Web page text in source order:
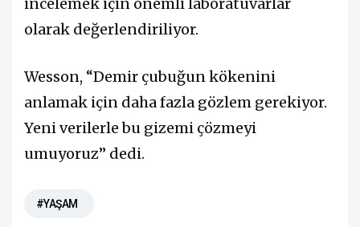
incelemek için önemli laboratuvarlar
olarak değerlendiriliyor.
Wesson, “Demir çubuğun kökenini
anlamak için daha fazla gözlem gerekiyor.
Yeni verilerle bu gizemi çözmeyi
umuyoruz” dedi.
#YAŞAM